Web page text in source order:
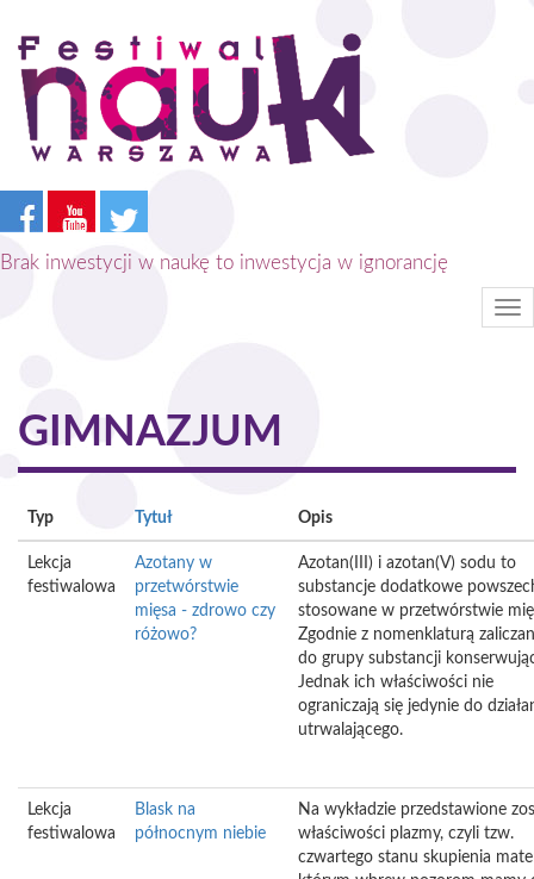
Przejdź
treści
Brak inwestycji w naukę to inwestycja w ignorancję
GIMNAZJUM
Typ Tytuł Opis
Lekcja
festiwalowa
Azotany w
przetwórstwie
mięsa - zdrowo czy
różowo?
Azotan(III) i azotan(V) sodu to
substancje dodatkowe
stosowane w przetwórstwie
Zgodnie z nomenklaturą
do grupy substancji
Jednak ich właściwości nie
ograniczają się jedynie do
utrwalającego.
Lekcja
festiwalowa
Blask na
północnym niebie
Na wykładzie przedstawione
właściwości plazmy, czyli tzw.
czwartego stanu skupienia